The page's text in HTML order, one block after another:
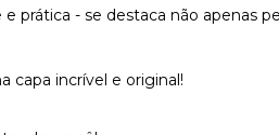
prática - se destaca não apenas
capa incrível e original!